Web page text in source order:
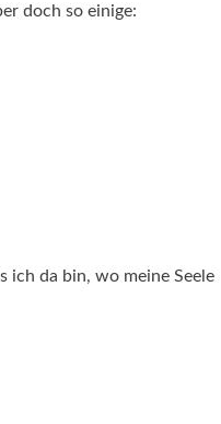
doch so einige:
ich da bin, wo meine Seele